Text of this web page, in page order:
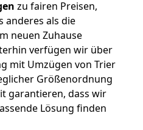
zu fairen Preisen,
anderes als die
neuen Zuhause
verfügen wir über
mit Umzügen von Trier
Größenordnung
garantieren, dass wir
Lösung finden